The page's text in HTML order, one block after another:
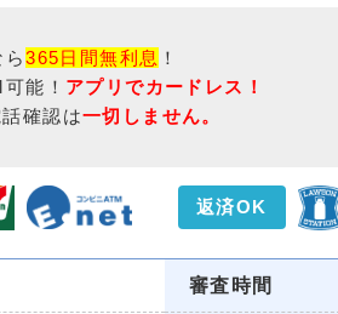
ら365日間無利息 ！
能！ アプリでカードレス！
確認は一切しません。
返済OK
審査時間